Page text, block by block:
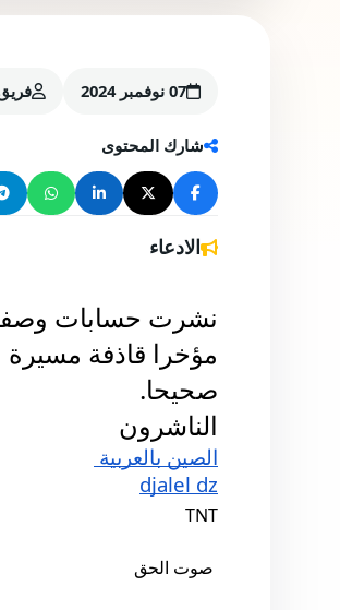
07 نوفمبر 2024
شارك المحتوى
الادعاء
نشرت حسابات
مؤخرا قاذفة مسيرة
صحيحا.
الناشرون
الصين بالعربية
djalel dz
TNT
صوت الحق